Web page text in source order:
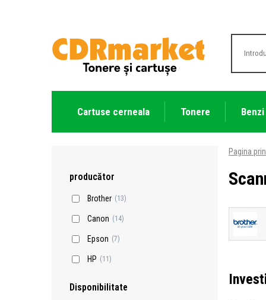
Cartuse cerneala Tonere
producător
Brother (13)
Canon (14)
Epson (7)
HP (11)
Disponibilitate
Pagina